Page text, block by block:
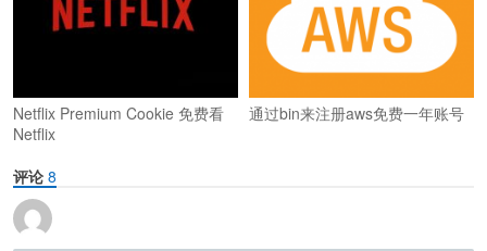
Netflix Premium Cookie 免费看
Netflix
通过bin来注册aws免费一年账号
评论 8